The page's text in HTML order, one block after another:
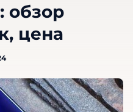
обзор
цена